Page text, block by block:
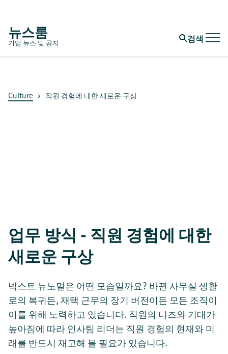
뉴스룸
기업 뉴스 및 공지 검색
Culture 직원 경험에 대한 새로운 구상
업무 방식 - 직원 경험에 대한
새로운 구상
넥스트 뉴노멀은 어떤 모습일까요? 바뀐 사무실 생활
로의 복귀든, 재택 근무의 장기 버전이든 모든 조직이
이를 위해 노력하고 있습니다. 직원의 니즈와 기대가
높아짐에 따라 인사팀 리더는 직원 경험의 현재와 미
래를 반드시 재고해 볼 필요가 있습니다.